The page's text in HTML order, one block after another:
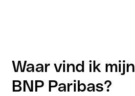
Waar vind ik
BNP Paribas?